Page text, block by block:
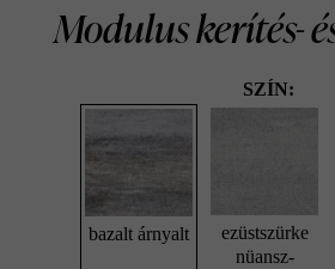
Modulus kerítés-
SZÍN:
bazalt árnyalt
ezüstszürke
nüansz-